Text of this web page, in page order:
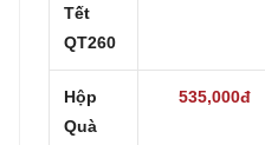
Tết
QT260
Hộp
Quà
535,000đ